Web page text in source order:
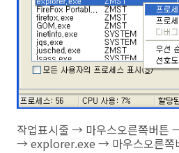
작업표시줄 → 마우스오른쪽버튼
→ explorer.exe → 마우스오른쪽